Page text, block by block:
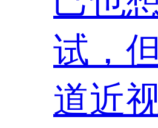
试，
道近